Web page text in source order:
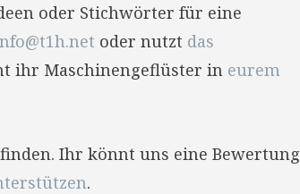
oder Stichwörter für eine
oder nutzt das
ihr Maschinengeflüster in eurem
finden. Ihr könnt uns eine Bewertung
.